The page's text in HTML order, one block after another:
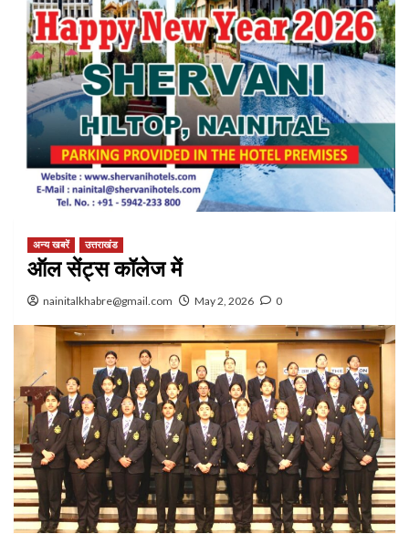
अन्य खबरें उत्तराखंड
ऑल सेंट्स कॉलेज में
nainitalkhabre@gmail.com May 2, 2026 0